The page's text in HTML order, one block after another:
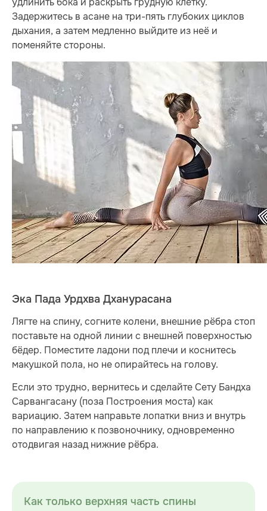
Задержитесь в асане на три-пять глубоких циклов
дыхания, а затем медленно выйдите из неё и
поменяйте стороны.
Эка Пада Урдхва Дханурасана
Лягте на спину, согните колени, внешние рёбра стоп
поставьте на одной линии с внешней поверхностью
бёдер. Поместите ладони под плечи и коснитесь
макушкой пола, но не опирайтесь на голову.
Если это трудно, вернитесь и сделайте Сету Бандха
Сарвангасану (поза Построения моста) как
вариацию. Затем направьте лопатки вниз и внутрь
по направлению к позвоночнику, одновременно
отодвигая назад нижние рёбра.
Как только верхняя часть спины